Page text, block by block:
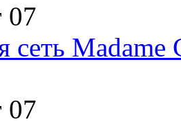
07
сеть Madame
07